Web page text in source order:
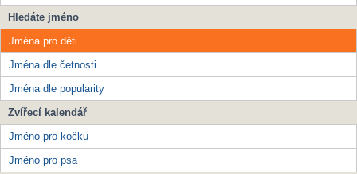
Hledáte jméno
Jména pro děti
Jména dle četnosti
Jména dle popularity
Zvířecí kalendář
Jméno pro kočku
Jméno pro psa